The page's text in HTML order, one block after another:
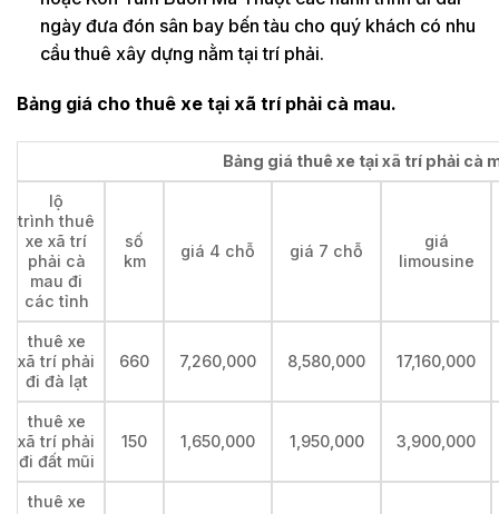
ngày đưa đón sân bay bến tàu cho quý khách có nhu
cầu thuê xây dựng nằm tại trí phải.
Bảng giá cho thuê xe tại xã trí phải cà mau.
Bảng giá thuê xe tại xã trí phải cà
lộ
trình thuê
xe xã trí
phải cà
mau đi
các tỉnh
số
km
giá 4 chỗ giá 7 chỗ
giá
limousine
thuê xe
xã trí phải
đi đà lạt
660 7,260,000 8,580,000 17,160,000
thuê xe
xã trí phải
đi đất mũi
150 1,650,000 1,950,000 3,900,000
thuê xe